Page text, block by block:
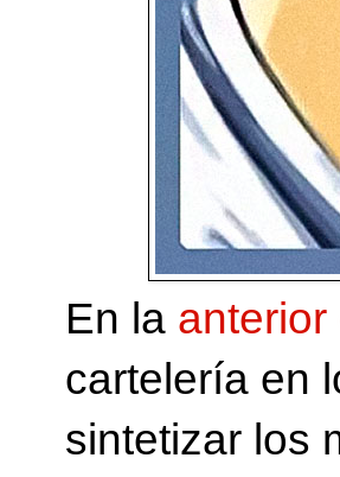
En la
cartelería en
sintetizar los